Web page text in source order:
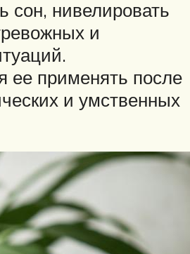
сон, нивелировать
и
ее применять после
и умственных